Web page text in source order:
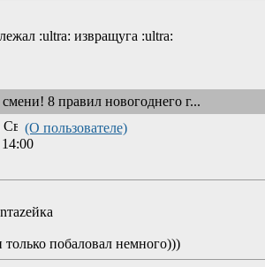
:ultra: извращуга :ultra:
8 правил новогоднего г...
(О пользователе)
побаловал немного)))